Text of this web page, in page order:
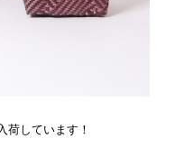
荷しています！